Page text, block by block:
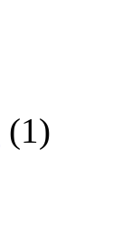
(1)